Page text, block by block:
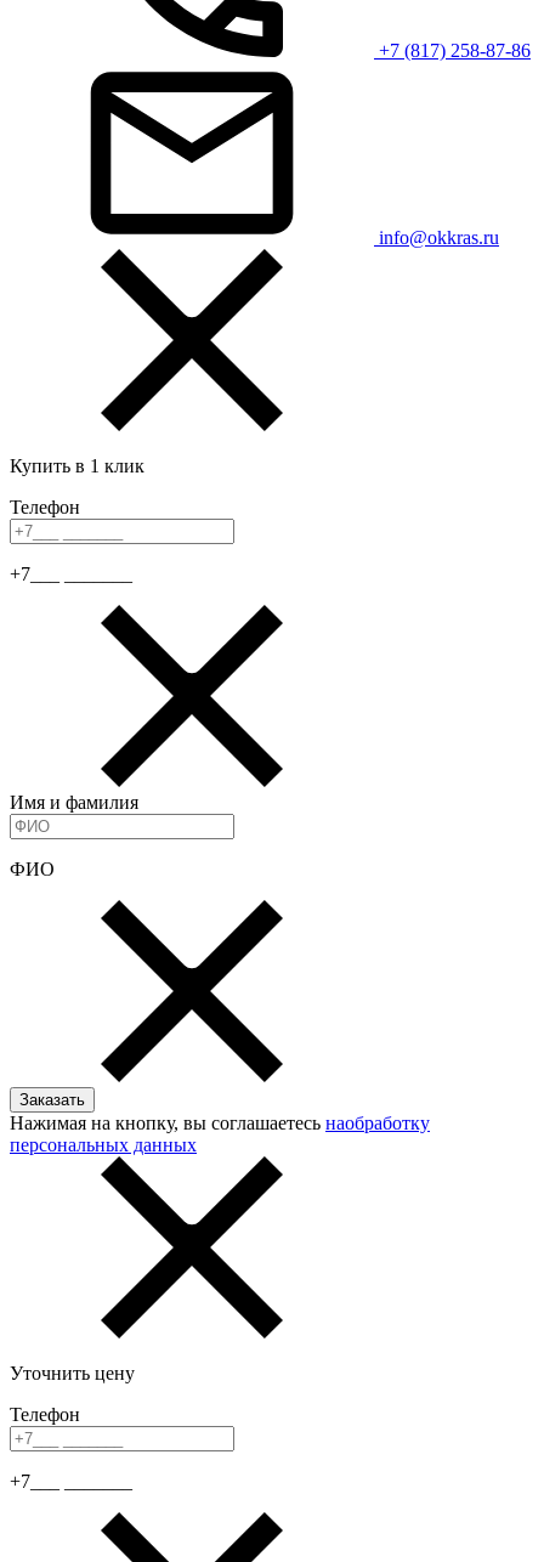
+7 (817) 258-87-86
info@okkras.ru
Купить в 1 клик
Телефон
+7___ _______
Имя и фамилия
ФИО
Нажимая на кнопку, вы соглашаетесь наобработку
персональных данных
Уточнить цену
Телефон
+7___ _______